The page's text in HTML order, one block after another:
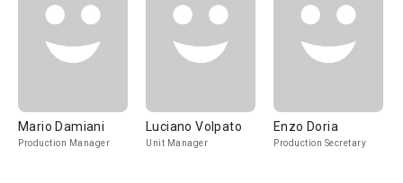
Mario Damiani
Production Manager
Luciano Volpato
Unit Manager
Enzo Doria
Production Secretary